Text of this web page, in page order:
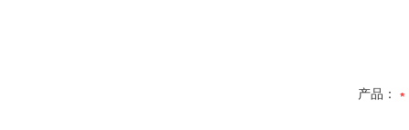
产品：